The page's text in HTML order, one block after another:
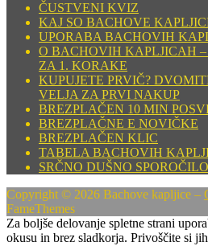
ČUSTVENI KVIZ
KAJ SO BACHOVE
UPORABA BACHOVIH
O BACHOVIH KAPLJICAH
ZA 1. KORAKE
KUPUJETE PRVIČ?
VELJA ZA PRVI NAKUP
BREZPLAČEN 10 MIN
BREZPLAČNE E NOVIČKE
BREZPLAČEN KLIC
TABELA BACHOVIH
SRČNO DUŠNO SPOROČILO
Copyright © 2026 Bachove kapljice –
FameThemes
Za boljše delovanje spletne strani
okusu in brez sladkorja. Privoščite si